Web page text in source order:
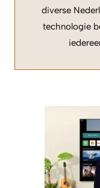
diverse
technologie